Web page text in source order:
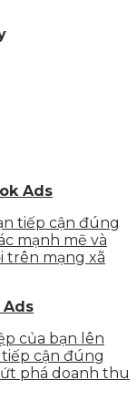
Ads
tiếp cận đúng
mạnh mẽ và
trên mạng xã
Ads
của bạn lên
cận đúng
phá doanh thu